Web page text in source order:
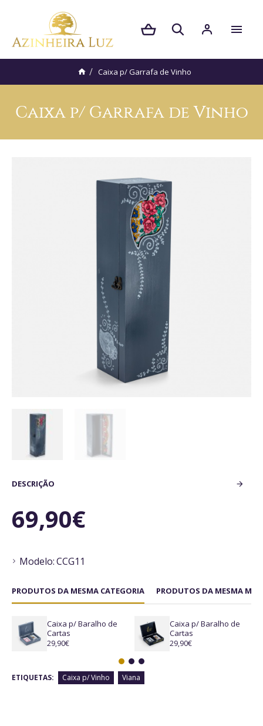
Caixa p/ Garrafa de Vinho
Caixa p/ Garrafa de Vinho
DESCRIÇÃO
Modelo:CCG11
69,90€
PRODUTOS DA MESMA CATEGORIA PRODUTOS DA MESMA
Caixa p/ Baralho de
Cartas
29,90€
Caixa p/ Baralho de
Cartas
29,90€
ETIQUETAS: Caixa p/ Vinho Viana